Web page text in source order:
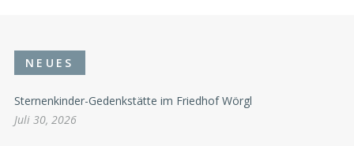
NEUES
Sternenkinder-Gedenkstätte im Friedhof Wörgl
Juli 30, 2026